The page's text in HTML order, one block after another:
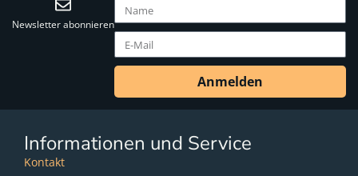
Newsletter abonnieren
Anmelden
Informationen und Service
Kontakt